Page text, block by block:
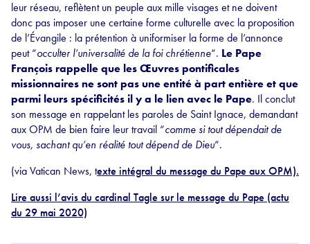
leur réseau, reflètent un peuple aux mille visages et ne doivent
donc pas imposer une certaine forme culturelle avec la proposition
de l’Évangile : la prétention à uniformiser la forme de l’annonce
peut “occulter l’universalité de la foi chrétienne“. Le Pape
François rappelle que les Œuvres pontificales
missionnaires ne sont pas une entité à part entière et que
parmi leurs spécificités il y a le lien avec le Pape. Il conclut
son message en rappelant les paroles de Saint Ignace, demandant
aux OPM de bien faire leur travail “comme si tout dépendait de
vous, sachant qu’en réalité tout dépend de Dieu“.
(via Vatican News, texte intégral du message du Pape aux OPM).
Lire aussi l’avis du cardinal Tagle sur le message du Pape (actu
du 29 mai 2020)